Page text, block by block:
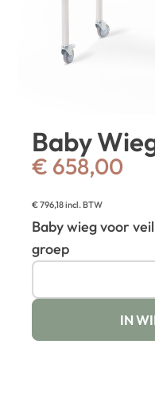
Baby
€ 658,00
€796,18incl. BTW
Baby wieg voor
groep
IN